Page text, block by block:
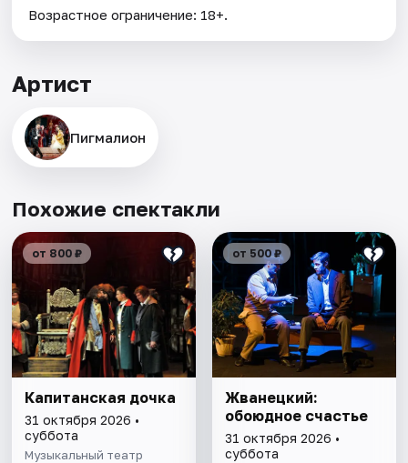
Возрастное ограничение: 18+.
Артист
Пигмалион
Похожие спектакли
от 800 ₽
Капитанская дочка
31 октября 2026 •
суббота
Музыкальный театр
от 500 ₽
Жванецкий:
обоюдное счастье
31 октября 2026 •
суббота